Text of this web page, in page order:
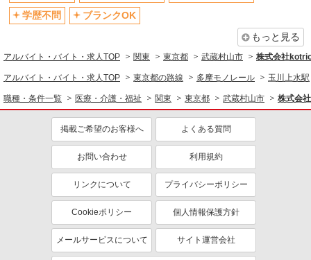
資格取得支援制度あり
医療・介護・福祉
同じ特徴から求人を探す
未経験歓迎
ミドル（40代～）活躍中
ボーナス・賞与あり
車通勤OK
交通費支給
産休・育休取得実績あり
学歴不問
ブランクOK
もっと見る
アルバイト・バイト・求人TOP 関東 東京都 武蔵村山市 株式会社
アルバイト・バイト・求人TOP 東京都の路線 多摩モノレール 玉川上水駅
職種・条件一覧 医療・介護・福祉 関東 東京都 武蔵村山市 株式会
掲載ご希望のお客様へ よくある質問
お問い合わせ 利用規約
リンクについて プライバシーポリシー
Cookieポリシー 個人情報保護方針
メールサービスについて サイト運営会社